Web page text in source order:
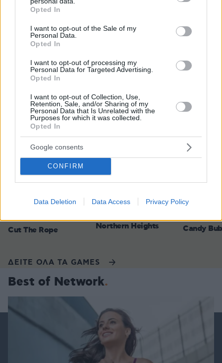
grant or deny consent to Google and its third-party tags to
use your data for below specified purposes in below Google
consent section.
Opted In
I want to opt-out of the Sale of my
Personal Data.
Opted In
I want to opt-out of processing my
Personal Data for Targeted Advertising.
Opted In
I want to opt-out of Collection, Use,
Retention, Sale, and/or Sharing of my
Personal Data that Is Unrelated with the
Purposes for which it was collected.
Opted In
Google consents
CONFIRM
Data Deletion Data Access Privacy Policy
Η Βαλέρια Χοψονίδου βάφτισε τον γιο
φωτογραφίες
09.08.2026, 09:44
Games
Cut The Rope Northern Heights Candy
ΔΕΙΤΕ ΟΛΑ ΤΑ GAMES
Best of Network